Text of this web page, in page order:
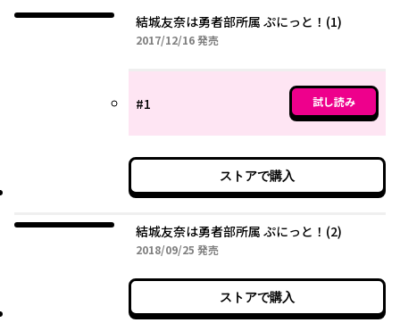
結城友奈は勇者部所属 ぷにっと！(1)
2017/12/162017年12月16日
発売
#1 試し読み
ストアで購入
結城友奈は勇者部所属 ぷにっと！(2)
2018/09/25 2018年09月25日
発売
ストアで購入